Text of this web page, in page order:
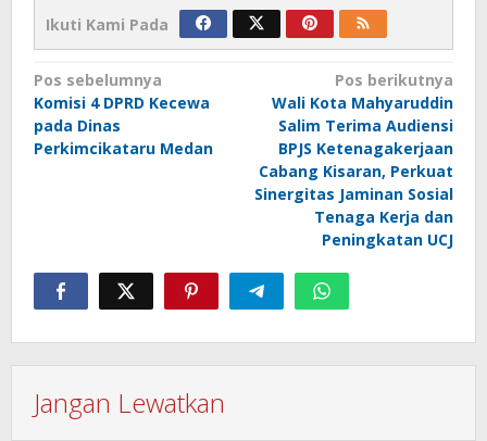
Ikuti Kami Pada
Navigasi
pos
Pos sebelumnya
Komisi 4 DPRD Kecewa
pada Dinas
Perkimcikataru Medan
Pos berikutnya
Wali Kota Mahyaruddin
Salim Terima Audiensi
BPJS Ketenagakerjaan
Cabang Kisaran, Perkuat
Sinergitas Jaminan Sosial
Tenaga Kerja dan
Peningkatan UCJ
Jangan Lewatkan